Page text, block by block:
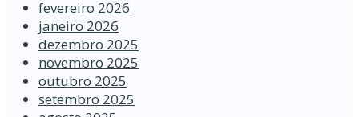
fevereiro 2026
janeiro 2026
dezembro 2025
novembro 2025
outubro 2025
setembro 2025